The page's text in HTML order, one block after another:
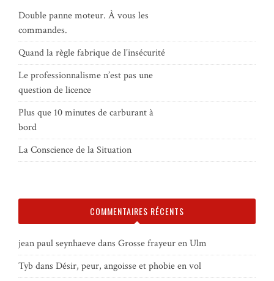
Double panne moteur. À vous les
commandes.
Quand la règle fabrique de l’insécurité
Le professionnalisme n’est pas une
question de licence
Plus que 10 minutes de carburant à
bord
La Conscience de la Situation
COMMENTAIRES RÉCENTS
jean paul seynhaevedans Grosse frayeur en Ulm
Tybdans Désir, peur, angoisse et phobie en vol